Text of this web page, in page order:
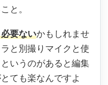
と。
要ないかもしれませ
と別撮りマイクと使
いうのがあると編集
ても楽なんですよ